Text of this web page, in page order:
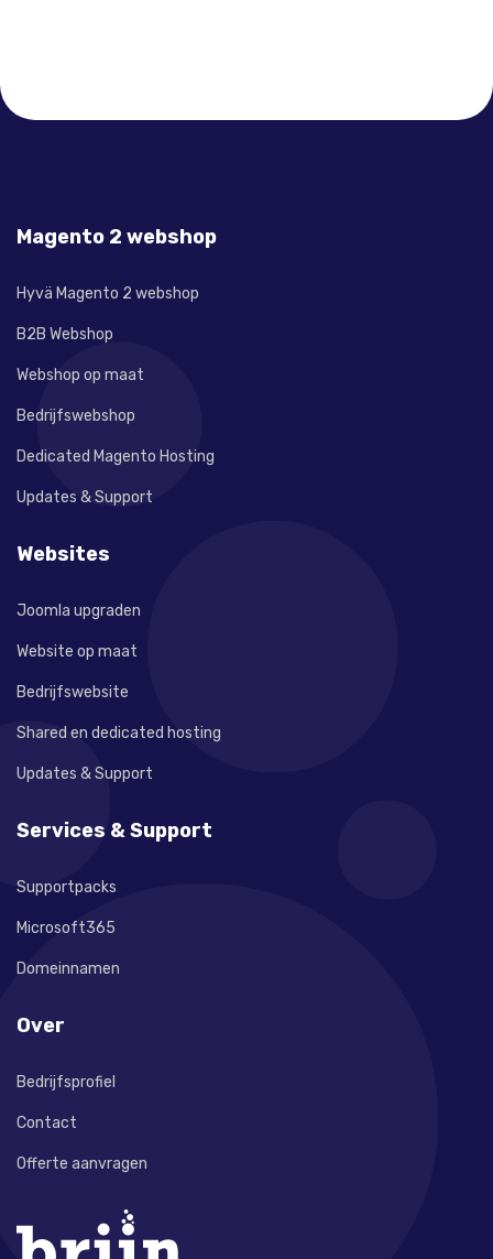
Magento 2 webshop
Hyvä Magento 2 webshop
B2B Webshop
Webshop op maat
Bedrijfswebshop
Dedicated Magento Hosting
Updates & Support
Websites
Joomla upgraden
Website op maat
Bedrijfswebsite
Shared en dedicated hosting
Updates & Support
Services & Support
Supportpacks
Microsoft365
Domeinnamen
Over
Bedrijfsprofiel
Contact
Offerte aanvragen